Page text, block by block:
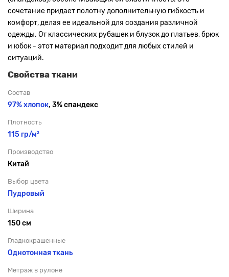
сочетание придает полотну дополнительную гибкость и
комфорт, делая ее идеальной для создания различной
одежды. От классических рубашек и блузок до платьев, брюк
и юбок - этот материал подходит для любых стилей и
ситуаций.
Свойства ткани
Состав
97% хлопок, 3% спандекс
Плотность
115 гр/м²
Производство
Китай
Выбор цвета
Пудровый
Ширина
150 см
Гладкокрашенные
Однотонная ткань
Метраж в рулоне